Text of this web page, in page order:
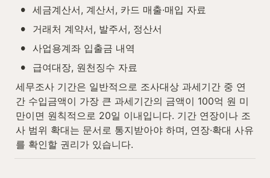
• 세금계산서, 계산서, 카드 매출·매입 자료
• 거래처 계약서, 발주서, 정산서
• 사업용계좌 입출금 내역
•
급여대장, 원천징수 자료
세무조사 기간은 일반적으로 조사대상 과세기간 중 연
간 수입금액이 가장 큰 과세기간의 금액이 100억 원 미
만이면 원칙적으로 20일 이내입니다. 기간 연장이나 조
사 범위 확대는 문서로 통지받아야 하며, 연장·확대 사유
를 확인할 권리가 있습니다.